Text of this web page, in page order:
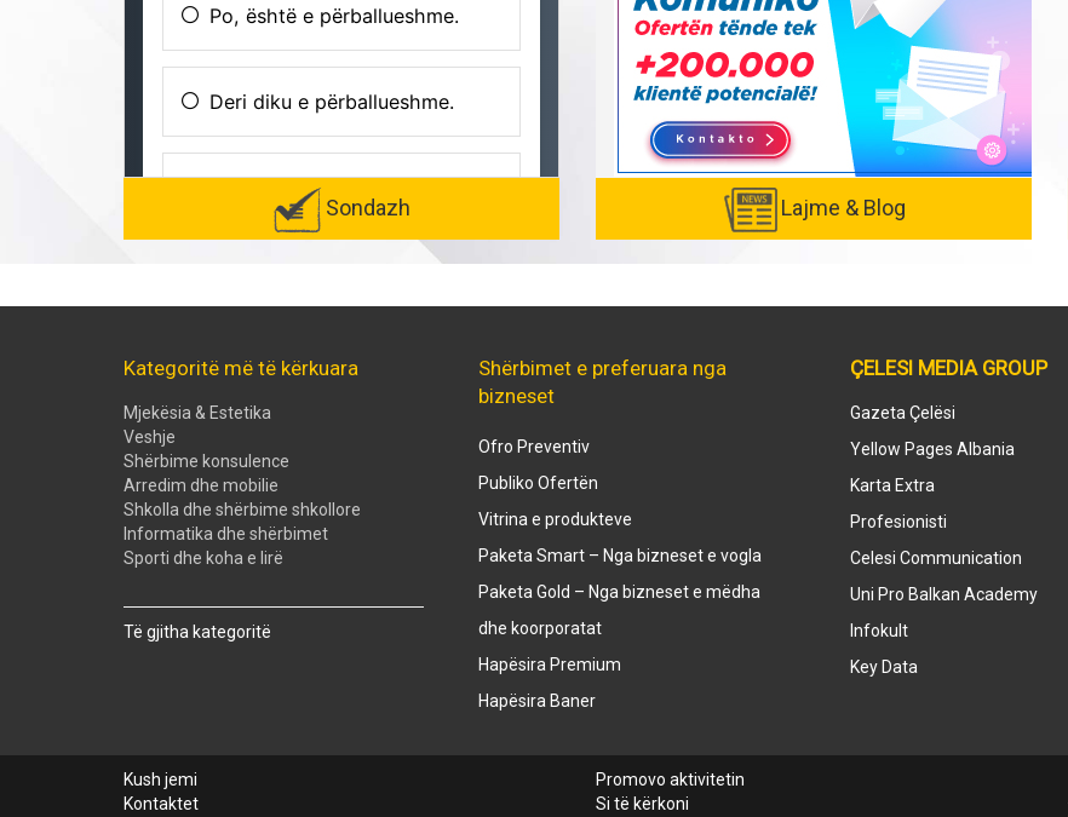
Sondazh Lajme & Blog
Kategoritë më të kërkuara
Mjekësia & Estetika
Veshje
Shërbime konsulence
Arredim dhe mobilie
Shkolla dhe shërbime shkollore
Informatika dhe shërbimet
Sporti dhe koha e lirë
Të gjitha kategoritë
Shërbimet e preferuara nga
bizneset
Ofro Preventiv
Publiko Ofertën
Vitrina e produkteve
Paketa Smart – Nga bizneset e vogla
Paketa Gold – Nga bizneset e mëdha
dhe koorporatat
Hapësira Premium
Hapësira Baner
ÇELESI MEDIA GROUP
Gazeta Çelësi
Yellow Pages Albania
Karta Extra
Profesionisti
Celesi Communication
Uni Pro Balkan Academy
Infokult
Key Data
Kush jemi
Kontaktet
Promovo aktivitetin
Si të kërkoni